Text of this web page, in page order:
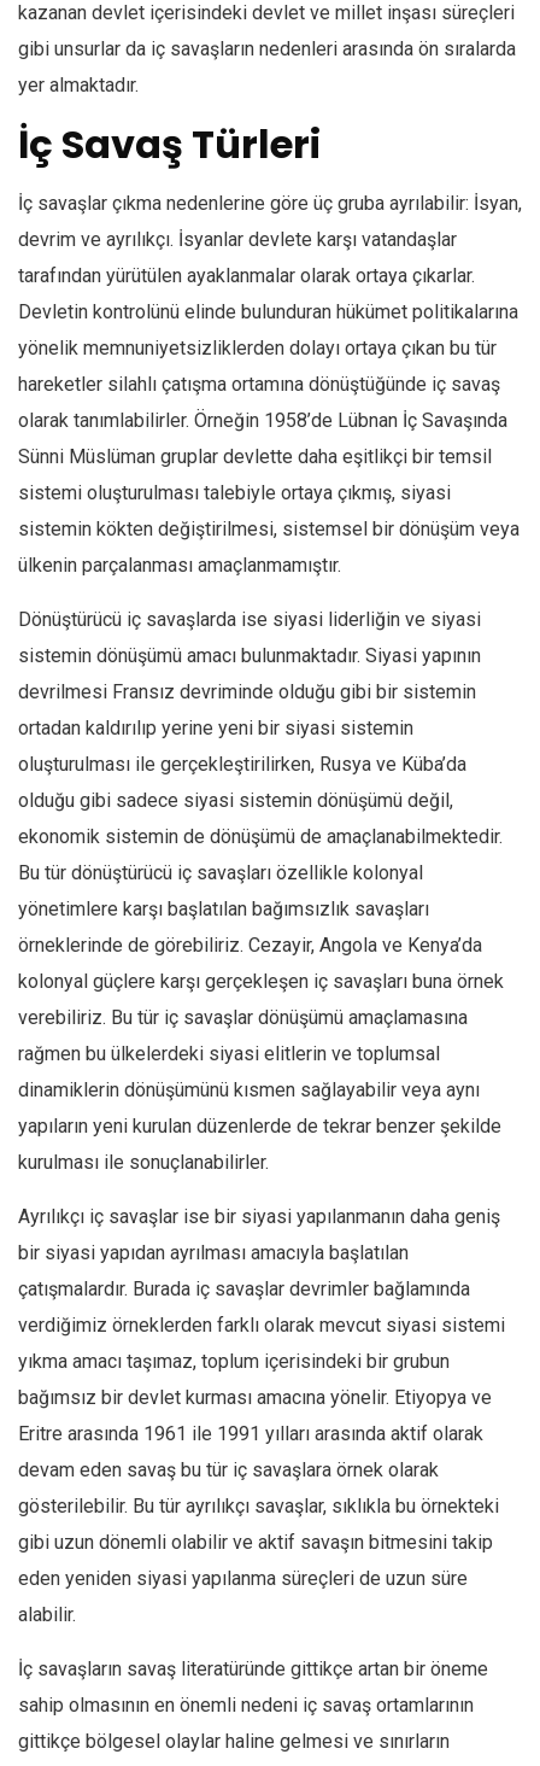
kazanan devlet içerisindeki devlet ve millet inşası süreçleri
gibi unsurlar da iç savaşların nedenleri arasında ön sıralarda
yer almaktadır.
İç Savaş Türleri
İç savaşlar çıkma nedenlerine göre üç gruba ayrılabilir: İsyan,
devrim ve ayrılıkçı. İsyanlar devlete karşı vatandaşlar
tarafından yürütülen ayaklanmalar olarak ortaya çıkarlar.
Devletin kontrolünü elinde bulunduran hükümet politikalarına
yönelik memnuniyetsizliklerden dolayı ortaya çıkan bu tür
hareketler silahlı çatışma ortamına dönüştüğünde iç savaş
olarak tanımlabilirler. Örneğin 1958’de Lübnan İç Savaşında
Sünni Müslüman gruplar devlette daha eşitlikçi bir temsil
sistemi oluşturulması talebiyle ortaya çıkmış, siyasi
sistemin kökten değiştirilmesi, sistemsel bir dönüşüm veya
ülkenin parçalanması amaçlanmamıştır.
Dönüştürücü iç savaşlarda ise siyasi liderliğin ve siyasi
sistemin dönüşümü amacı bulunmaktadır. Siyasi yapının
devrilmesi Fransız devriminde olduğu gibi bir sistemin
ortadan kaldırılıp yerine yeni bir siyasi sistemin
oluşturulması ile gerçekleştirilirken, Rusya ve Küba’da
olduğu gibi sadece siyasi sistemin dönüşümü değil,
ekonomik sistemin de dönüşümü de amaçlanabilmektedir.
Bu tür dönüştürücü iç savaşları özellikle kolonyal
yönetimlere karşı başlatılan bağımsızlık savaşları
örneklerinde de görebiliriz. Cezayir, Angola ve Kenya’da
kolonyal güçlere karşı gerçekleşen iç savaşları buna örnek
verebiliriz. Bu tür iç savaşlar dönüşümü amaçlamasına
rağmen bu ülkelerdeki siyasi elitlerin ve toplumsal
dinamiklerin dönüşümünü kısmen sağlayabilir veya aynı
yapıların yeni kurulan düzenlerde de tekrar benzer şekilde
kurulması ile sonuçlanabilirler.
Ayrılıkçı iç savaşlar ise bir siyasi yapılanmanın daha geniş
bir siyasi yapıdan ayrılması amacıyla başlatılan
çatışmalardır. Burada iç savaşlar devrimler bağlamında
verdiğimiz örneklerden farklı olarak mevcut siyasi sistemi
yıkma amacı taşımaz, toplum içerisindeki bir grubun
bağımsız bir devlet kurması amacına yönelir. Etiyopya ve
Eritre arasında 1961 ile 1991 yılları arasında aktif olarak
devam eden savaş bu tür iç savaşlara örnek olarak
gösterilebilir. Bu tür ayrılıkçı savaşlar, sıklıkla bu örnekteki
gibi uzun dönemli olabilir ve aktif savaşın bitmesini takip
eden yeniden siyasi yapılanma süreçleri de uzun süre
alabilir.
İç savaşların savaş literatüründe gittikçe artan bir öneme
sahip olmasının en önemli nedeni iç savaş ortamlarının
gittikçe bölgesel olaylar haline gelmesi ve sınırların